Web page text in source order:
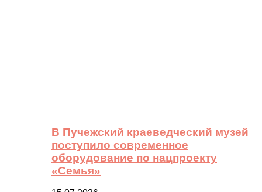
В Пучежский краеведческий музей
поступило современное
оборудование по нацпроекту
«Семья»